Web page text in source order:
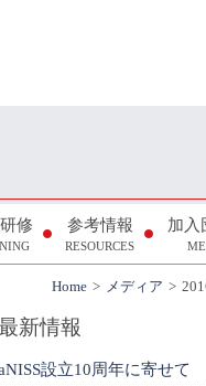
修 参考情報
RESOURCES
加入
Home メディア
新情報
設立10周年に寄せて